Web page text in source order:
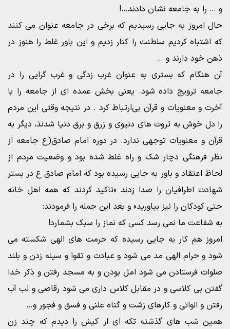
و … را به جامعه نشان دادند…!
حال امروز به جایی رسیدیم که برخی در جامعه عنوان می کنند
که اشتباه کردیم سلطنت را کنار زدیم و این باور غلط را هنوز در
ذهن خود دارند و …
آن هنگام که بستری به عنوان غرب زدگی و غرب گرایی را در
جامعه ترویج داده شود.‌ یعنی بخش عمده ای از جامعه را با
آخرت و معنویات و قرآن بی‌ارتباط کرد . در نتیجه وقتی این مردم
را دل خوش به ثروت های دنیوی و زرق و برق دنیا شدنذ، دیگر به
قرآن و معنویات توجهی ندارد. در دوره امام صادق(ع جامعه از
نظر فرهنگی دچار شک و راه غلط شده بود و وضعیت مردم از
لحاظ اعتقاد و باور به جایی رسیده بود که امام صادق ع در بستر
شهادت اطرافیان را صدا زدند «تاکید کردند که همه اهل خانه
حتی کودکان را نیز بیاورید» و بعد این جمله را فرمودند:
به شفاعت ما نمی رسد کسی که نماز را سبک بشمارد!
امروز هم کار به جایی رسیده که حرمت های الهی شکسته می
شود و حرام الهی مد می شود و عبادت و تقوا و سینه زدن و بلند
صلوات فرستادن می شود امل بودن و به مسجد رفتن و ذکر خدا
گفتن بی کلاسی و در مقابل کلاس داری می شود رقاصی و لب آب
رفتن و الواتی و کارهای زشت و گناه علنی و فسق و فجور و…
همین شب های گذشته تکه ای از کیش را دیدم که چند زن